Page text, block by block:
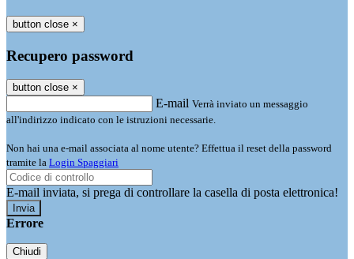
button close ×
Recupero password
button close ×
E-mail Verrà inviato un messaggio
all'indirizzo indicato con le istruzioni necessarie.
Non hai una e-mail associata al nome utente? Effettua il reset della password
tramite la Login Spaggiari
E-mail inviata, si prega di controllare la casella di posta elettronica!
Errore
Chiudi